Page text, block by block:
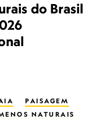
do Brasil
PAISAGEM
NATURAIS